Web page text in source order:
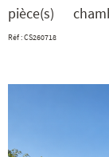
pièce(s)
Réf : CS260718